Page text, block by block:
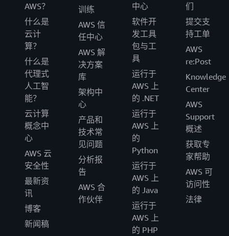
AWS？
什么是
云计
算？
什么是
代理式
人工智
能？
云计算
概念中
心
AWS 云
安全性
最新资
讯
博客
新闻稿
训练
AWS 信
任中心
AWS 解
决方案
库
架构中
心
产品和
技术常
见问题
分析报
告
AWS 合
作伙伴
中心
软件开
发工具
包与工
具
运行于
AWS 上
的 .NET
运行于
AWS 上
的
Python
运行于
AWS 上
的 Java
运行于
AWS 上
的 PHP
们
提交支
持工单
AWS
re:Post
Knowledge
Center
AWS
Support
概述
获取专
家帮助
AWS 可
访问性
法律